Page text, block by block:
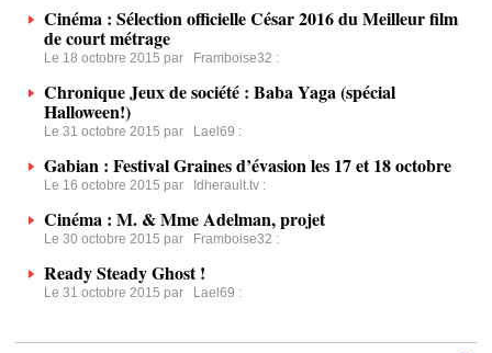
Cinéma : Sélection officielle César 2016 du Meilleur film
de court métrage
Le 18 octobre 2015 par Framboise32 :
Chronique Jeux de société : Baba Yaga (spécial
Halloween!)
Le 31 octobre 2015 par Lael69 :
Gabian : Festival Graines d’évasion les 17 et 18 octobre
Le 16 octobre 2015 par Idherault.tv :
Cinéma : M. & Mme Adelman, projet
Le 30 octobre 2015 par Framboise32 :
Ready Steady Ghost !
Le 31 octobre 2015 par Lael69 :